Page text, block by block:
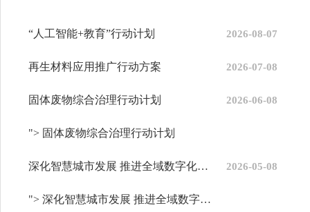
“人工智能+教育”行动计划 2026-08-07
再生材料应用推广行动方案 2026-07-08
固体废物综合治理行动计划
"> 固体废物综合治理行动计划
2026-06-08
深化智慧城市发展 推进全域数字化转型行动计划
"> 深化智慧城市发展 推进全域数字化转型行动计划
2026-05-08